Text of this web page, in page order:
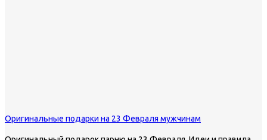
Оригинальные подарки на 23 Февраля мужчинам